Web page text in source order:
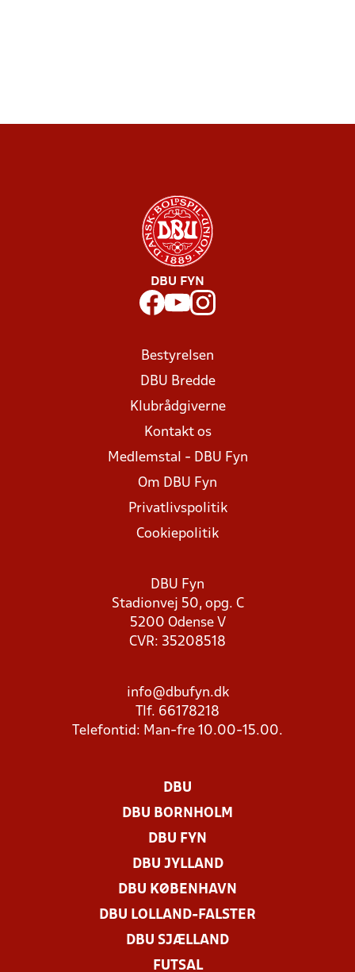
DBU FYN
Bestyrelsen
DBU Bredde
Klubrådgiverne
Kontakt os
Medlemstal - DBU Fyn
Om DBU Fyn
Privatlivspolitik
Cookiepolitik
DBU Fyn
Stadionvej 50, opg. C
5200 Odense V
CVR: 35208518
info@dbufyn.dk
Tlf. 66178218
Telefontid: Man-fre 10.00-15.00.
DBU
DBU BORNHOLM
DBU FYN
DBU JYLLAND
DBU KØBENHAVN
DBU LOLLAND-FALSTER
DBU SJÆLLAND
FUTSAL